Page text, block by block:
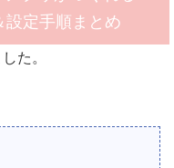
設定手順まとめ
た。